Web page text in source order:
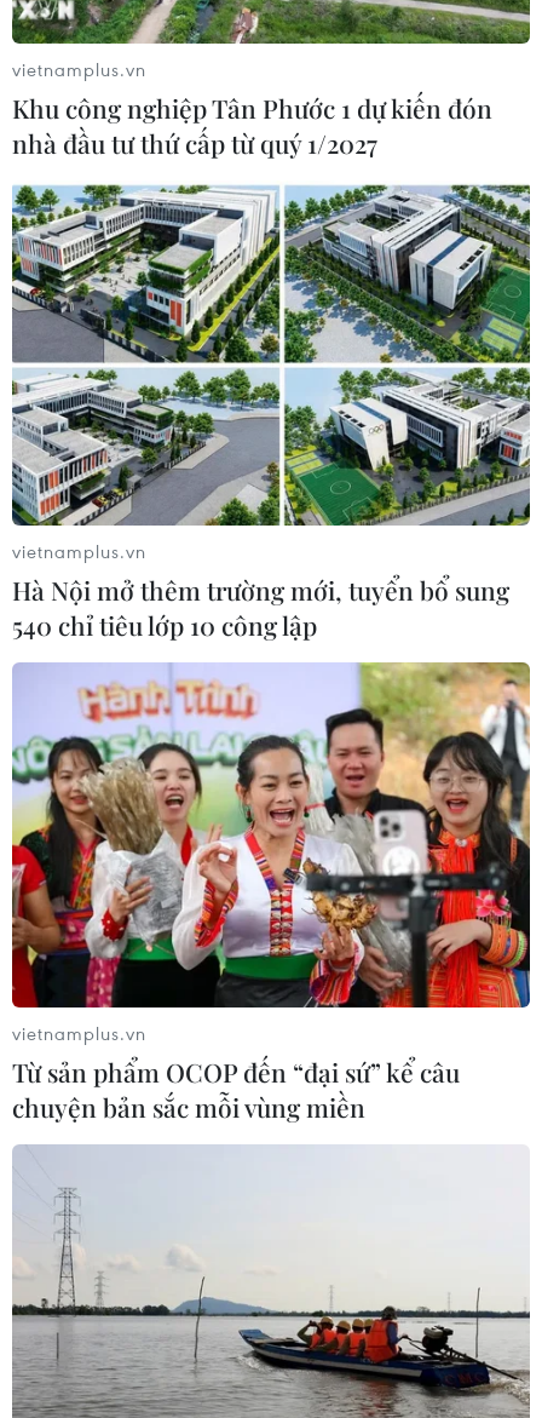
Hơn 100.000 lượt giao dịch qua dịch vụ
gửi xe không tiền mặt
11/07/2024 07:19
Sau thời gian ngắn triển khai thí điểm tại Hà Nội, dịch
vụ trông giữ xe không dùng tiền mặt đã sự ủng hộ
mạnh mẽ từ người dân vì sự minh bạch và hạn chế tình
trạng thu quá giá.
vietnamplus.vn
Khu công nghiệp Tân Phước 1 dự kiến đón
nhà đầu tư thứ cấp từ quý 1/2027
vietnamplus.vn
Hà Nội mở thêm trường mới, tuyển bổ sung
540 chỉ tiêu lớp 10 công lập
vietnamplus.vn
Từ sản phẩm OCOP đến “đại sứ” kể câu
chuyện bản sắc mỗi vùng miền